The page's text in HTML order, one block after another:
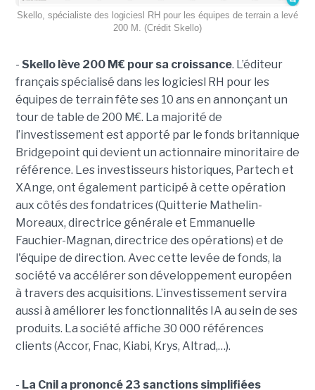
Skello, spécialiste des logiciesl RH pour les équipes de terrain a levé
200 M. (Crédit Skello)
- Skello lève 200 M€ pour sa croissance. L’éditeur
français spécialisé dans les logiciesl RH pour les
équipes de terrain fête ses 10 ans en annonçant un
tour de table de 200 M€. La majorité de
l’investissement est apporté par le fonds britannique
Bridgepoint qui devient un actionnaire minoritaire de
référence. Les investisseurs historiques, Partech et
XAnge, ont également participé à cette opération
aux côtés des fondatrices (Quitterie Mathelin-
Moreaux, directrice générale et Emmanuelle
Fauchier-Magnan, directrice des opérations) et de
l'équipe de direction. Avec cette levée de fonds, la
société va accélérer son développement européen
à travers des acquisitions. L’investissement servira
aussi à améliorer les fonctionnalités IA au sein de ses
produits. La société affiche 30 000 références
clients (Accor, Fnac, Kiabi, Krys, Altrad,…).
- La Cnil a prononcé 23 sanctions simplifiées